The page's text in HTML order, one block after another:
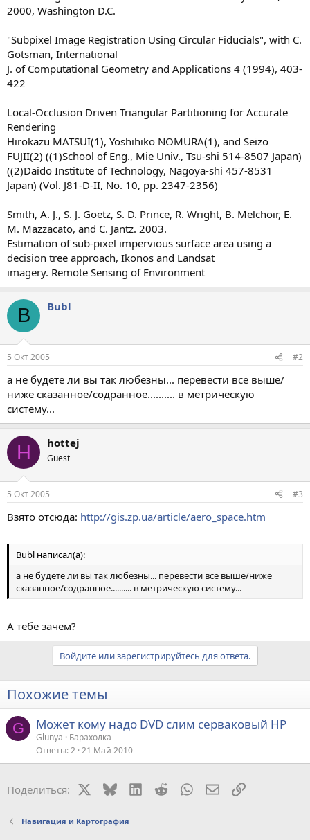
2000, Washington D.C.
"Subpixel Image Registration Using Circular Fiducials", with C.
Gotsman, International
J. of Computational Geometry and Applications 4 (1994), 403-
422
Local-Occlusion Driven Triangular Partitioning for Accurate
Rendering
Hirokazu MATSUI(1), Yoshihiko NOMURA(1), and Seizo
FUJII(2) ((1)School of Eng., Mie Univ., Tsu-shi 514-8507 Japan)
((2)Daido Institute of Technology, Nagoya-shi 457-8531
Japan) (Vol. J81-D-II, No. 10, pp. 2347-2356)
Smith, A. J., S. J. Goetz, S. D. Prince, R. Wright, B. Melchoir, E.
M. Mazzacato, and C. Jantz. 2003.
Estimation of sub-pixel impervious surface area using a
decision tree approach, Ikonos and Landsat
imagery. Remote Sensing of Environment
B Bubl
5 Окт 2005 #2
а не будете ли вы так любезны... перевести все выше/
ниже сказанное/содранное.......... в метрическую
систему...
H hottej
Guest
5 Окт 2005 #3
Взято отсюда: http://gis.zp.ua/article/aero_space.htm
Bubl написал(а):
а не будете ли вы так любезны... перевести все выше/ниже
сказанное/содранное.......... в метрическую систему...
А тебе зачем?
Войдите или зарегистрируйтесь для ответа.
Похожие темы
G Может кому надо DVD слим серваковый HP
Glunya
Барахолка
Ответы 2 21 Май 2010
Поделиться: BlueskyLinkedIn
RedditWhatsAppЭлектронная
Ссылка
Навигация и Картография